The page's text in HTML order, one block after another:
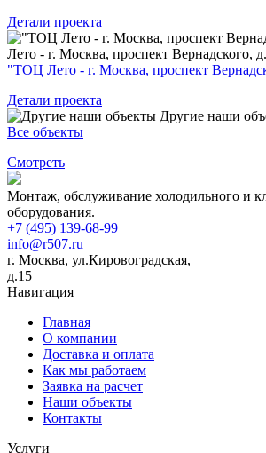
Детали проекта
Лето - г. Москва, проспект Вернадского,
"ТОЦ Лето - г. Москва, проспект
Детали проекта
Другие наши
Все объекты
Смотреть
Монтаж, обслуживание холодильного и
оборудования.
+7 (495) 139-68-99
info@r507.ru
г. Москва, ул.Кировоградская,
д.15
Навигация
Главная
О компании
Доставка и оплата
Как мы работаем
Заявка на расчет
Наши объекты
Контакты
Услуги